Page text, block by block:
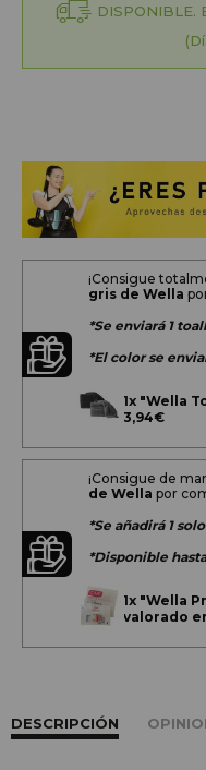
DISPONIBLE.
¡Consigue
gris de Wella
*Se enviará 1
*El color se
1x "Wella
3,94€
¡Consigue de
de Wella por
*Se añadirá 1
*Disponible
1x "Wella
valorado
DESCRIPCIÓN